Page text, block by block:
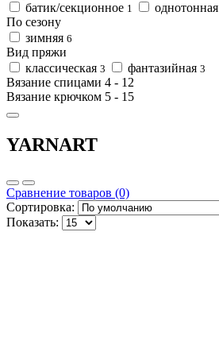
батик/секционное 1 однотонная
По сезону
зимняя 6
Вид пряжи
классическая 3 фантазийная 3
Вязание спицами 4 - 12
Вязание крючком 5 - 15
YARNART
Сравнение товаров (0)
Сортировка:
Показать: